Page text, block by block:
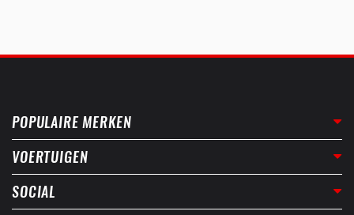
POPULAIRE MERKEN
VOERTUIGEN
SOCIAL